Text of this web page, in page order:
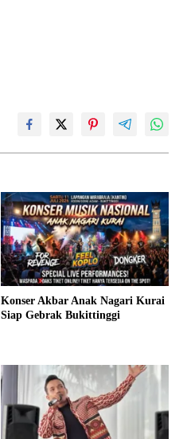
Konser Akbar Anak Nagari Kurai
Siap Gebrak Bukittinggi